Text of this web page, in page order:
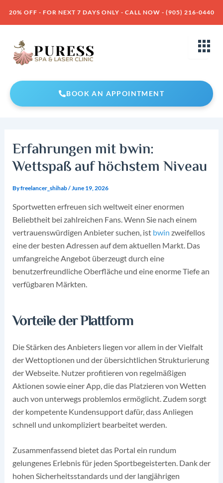
20% OFF - FOR NEXT 7 DAYS ONLY - CALL NOW - (905) 216-0440
BOOK AN APPOINTMENT
Erfahrungen mit bwin:
Wettspaß auf höchstem Niveau
Byfreelancer_shihab/June 19, 2026
Sportwetten erfreuen sich weltweit einer enormen
Beliebtheit bei zahlreichen Fans. Wenn Sie nach einem
vertrauenswürdigen Anbieter suchen, ist bwin zweifellos
eine der besten Adressen auf dem aktuellen Markt. Das
umfangreiche Angebot überzeugt durch eine
benutzerfreundliche Oberfläche und eine enorme Tiefe an
verfügbaren Märkten.
Vorteile der Plattform
Die Stärken des Anbieters liegen vor allem in der Vielfalt
der Wettoptionen und der übersichtlichen Strukturierung
der Webseite. Nutzer profitieren von regelmäßigen
Aktionen sowie einer App, die das Platzieren von Wetten
auch von unterwegs problemlos ermöglicht. Zudem sorgt
der kompetente Kundensupport dafür, dass Anliegen
schnell und unkompliziert bearbeitet werden.
Zusammenfassend bietet das Portal ein rundum
gelungenes Erlebnis für jeden Sportbegeisterten. Dank der
hohen Sicherheitsstandards und der langjährigen